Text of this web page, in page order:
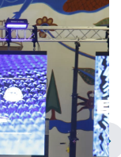
navigate_next